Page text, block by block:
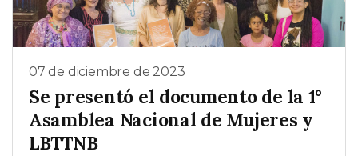
07 de diciembre de 2023
Se presentó el documento de la 1°
Asamblea Nacional de Mujeres y
LBTTNB